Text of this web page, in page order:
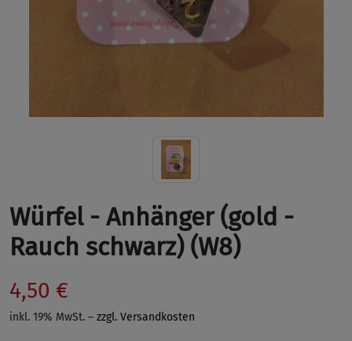
Würfel - Anhänger (gold -
Rauch schwarz) (W8)
4,50 €
inkl. 19% MwSt. – zzgl. Versandkosten